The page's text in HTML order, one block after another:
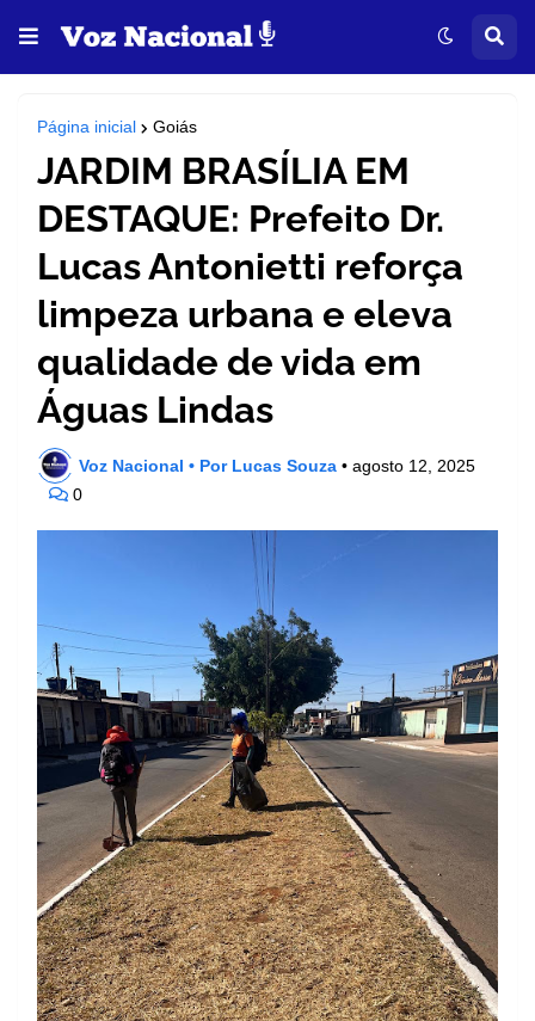
Página inicial Goiás
JARDIM BRASÍLIA EM
DESTAQUE: Prefeito Dr.
Lucas Antonietti reforça
limpeza urbana e eleva
qualidade de vida em
Águas Lindas
Voz Nacional • Por Lucas Souza • agosto 12, 2025
0